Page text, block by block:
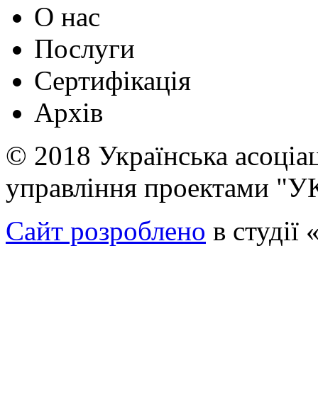
О нас
Послуги
Сертифікація
Архів
© 2018 Українська
управління проектами
Сайт розроблено в